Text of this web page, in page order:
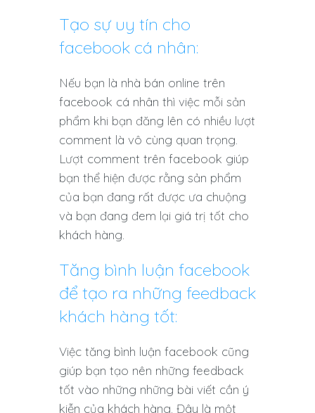
Tạo sự uy tín cho
facebook cá nhân:
Nếu bạn là nhà bán online trên
facebook cá nhân thì việc mỗi sản
phẩm khi bạn đăng lên có nhiều lượt
comment là vô cùng quan trọng.
Lượt comment trên facebook giúp
bạn thể hiện được rằng sản phẩm
của bạn đang rất được ưa chuộng
và bạn đang đem lại giá trị tốt cho
khách hàng.
Tăng bình luận facebook
để tạo ra những feedback
khách hàng tốt:
Việc tăng bình luận facebook cũng
giúp bạn tạo nên những feedback
tốt vào những những bài viết cần ý
kiễn của khách hàng. Đây là một